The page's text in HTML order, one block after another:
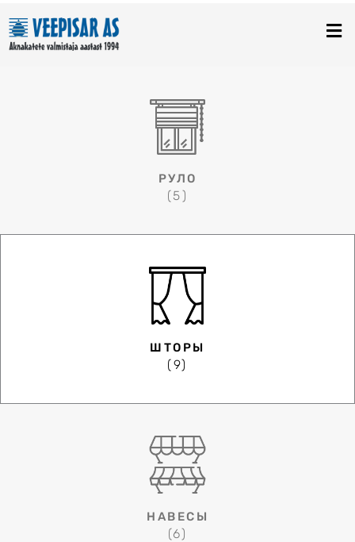
содержимому
РУЛО
(5)
ШТОРЫ
(9)
НАВЕСЫ
(6)